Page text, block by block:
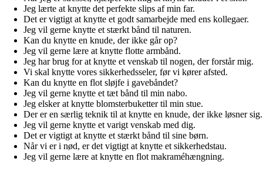
Jeg lærte at knytte det perfekte slips af min far.
Det er vigtigt at knytte et godt samarbejde med ens kollegaer.
Jeg vil gerne knytte et stærkt bånd til naturen.
Kan du knytte en knude, der ikke går op?
Jeg vil gerne lære at knytte flotte armbånd.
Jeg har brug for at knytte et venskab til nogen, der forstår mig.
Vi skal knytte vores sikkerhedsseler, før vi kører afsted.
Kan du knytte en flot sløjfe i gavebåndet?
Jeg vil gerne knytte et tæt bånd til min nabo.
Jeg elsker at knytte blomsterbuketter til min stue.
Der er en særlig teknik til at knytte en knude, der ikke løsner sig.
Jeg vil gerne knytte et varigt venskab med dig.
Det er vigtigt at knytte et stærkt bånd til sine børn.
Når vi er i nød, er det vigtigt at knytte et sikkerhedstau.
Jeg vil gerne lære at knytte en flot makraméhængning.